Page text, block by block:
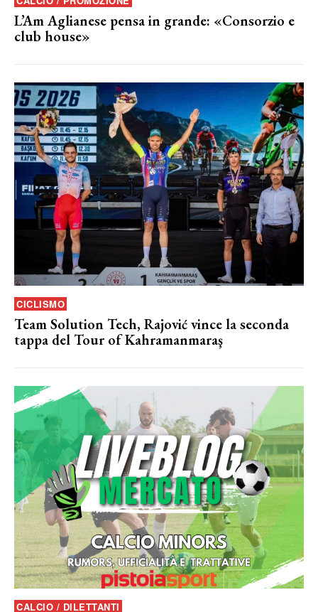
L’Am Aglianese pensa in grande: «Consorzio e
club house»
CICLISMO
Team Solution Tech, Rajović vince la seconda
tappa del Tour of Kahramanmaraş
CALCIO / DILETTANTI